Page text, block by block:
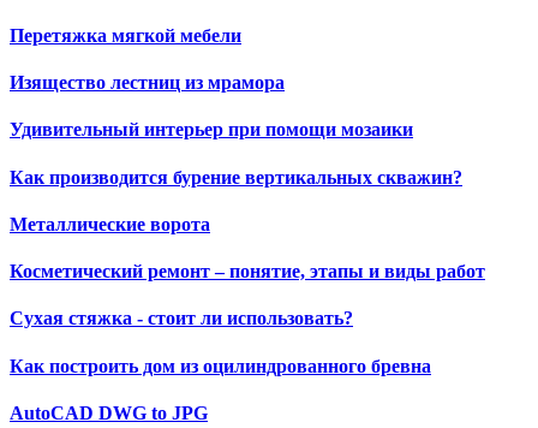
Перетяжка мягкой мебели
Изящество лестниц из мрамора
Удивительный интерьер при помощи мозаики
Как производится бурение вертикальных скважин?
Металлические ворота
Косметический ремонт – понятие, этапы и виды работ
Сухая стяжка - стоит ли использовать?
Как построить дом из оцилиндрованного бревна
AutoCAD DWG to JPG